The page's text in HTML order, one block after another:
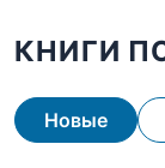
КНИГИ
Новые